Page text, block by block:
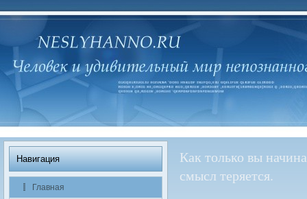
Навигация
Главная
Как только вы
смысл теряется.